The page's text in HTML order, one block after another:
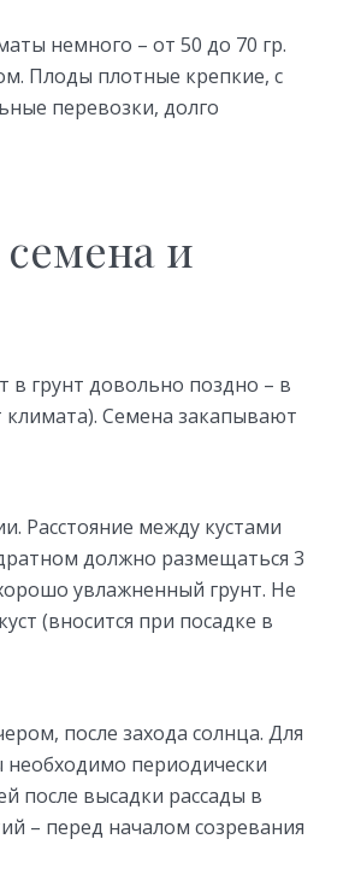
немного – от 50 до 70 гр.
Плоды плотные крепкие, с
перевозки, долго
и
грунт довольно поздно – в
климата). Семена закапывают
Расстояние между кустами
должно размещаться 3
увлажненный грунт. Не
(вносится при посадке в
после захода солнца. Для
необходимо периодически
после высадки рассады в
– перед началом созревания